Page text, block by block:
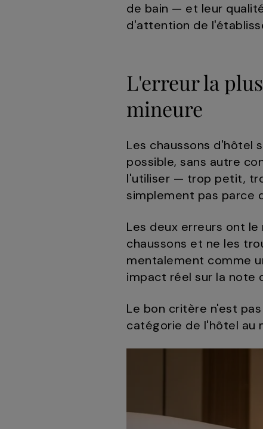
de bain — et leur
d'attention de
L'erreur la
mineure
Les chaussons d'hôtel
possible, sans autre
l'utiliser — trop petit,
simplement pas parce
Les deux erreurs ont
chaussons et ne les
mentalement comme
impact réel sur la note
Le bon critère n'est
catégorie de l'hôtel au